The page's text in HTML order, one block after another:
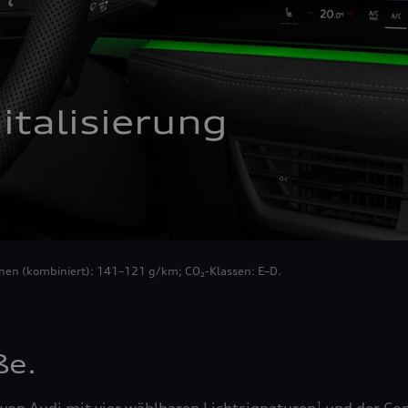
(kombiniert): 141–121 g/km; CO₂-Klassen: E–D.
1